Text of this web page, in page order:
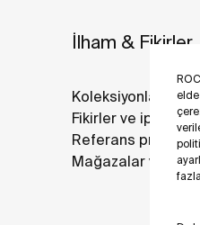
elde
İlham & Fikirler
Koleksiyonlar
Fikirler ve ipuçları
Referans projeler
Mağazalar ve